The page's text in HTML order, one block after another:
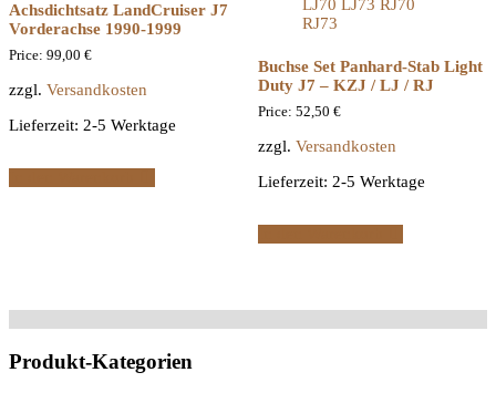
Achsdichtsatz LandCruiser J7
Vorderachse 1990-1999
Price: 99,00 €
zzgl. Versandkosten
Lieferzeit: 2-5 Werktage
Buchse Set Panhard-Stab Light
Duty J7 – KZJ / LJ / RJ
Price: 52,50 €
zzgl. Versandkosten
Lieferzeit: 2-5 Werktage
Produkt-Kategorien